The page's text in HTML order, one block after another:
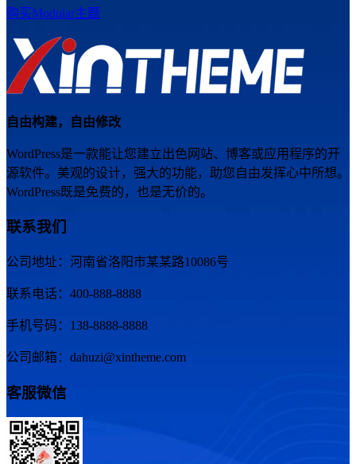
购买Modular主题
自由构建，自由修改
WordPress是一款能让您建立出色网站、博客或应用程序的开
源软件。美观的设计，强大的功能，助您自由发挥心中所想。
WordPress既是免费的，也是无价的。
联系我们
公司地址：河南省洛阳市某某路10086号
联系电话：400-888-8888
手机号码：138-8888-8888
公司邮箱：dahuzi@xintheme.com
客服微信